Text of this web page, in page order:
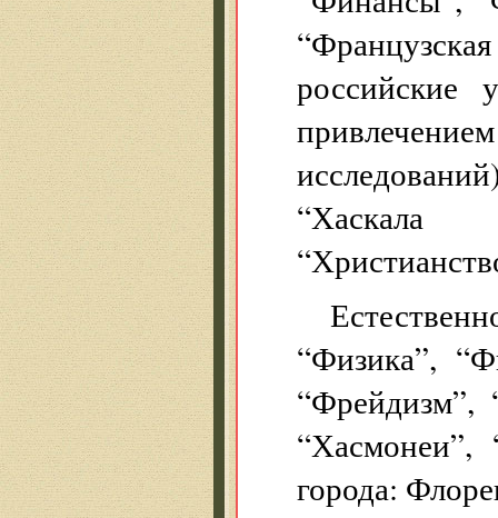
российские
“Физика”,
“Фрейдизм”,
“Хасмонеи”,
города: